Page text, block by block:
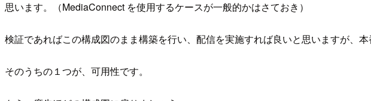
思います。（MediaConnect を使用するケースが一般的かはさておき）
検証であればこの構成図のまま構築を行い、配信を実施すれば良いと思いますが、
そのうちの１つが、可用性です。